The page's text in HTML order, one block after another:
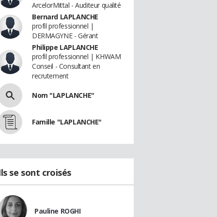
ArcelorMittal - Auditeur qualité
Bernard LAPLANCHE
profil professionnel |
DERMAGYNE - Gérant
Philippe LAPLANCHE
profil professionnel | KHWAM
Conseil - Consultant en
recrutement
Nom "LAPLANCHE"
Famille "LAPLANCHE"
se sont croisés
Pauline ROGHI